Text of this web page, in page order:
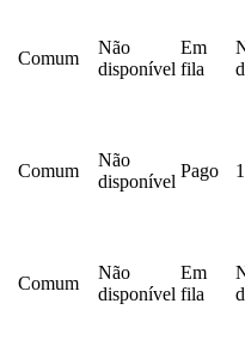
Comum
Não
disponível
Em
fila
Comum
Não
disponível
Pago
Comum
Não
disponível
Em
fila